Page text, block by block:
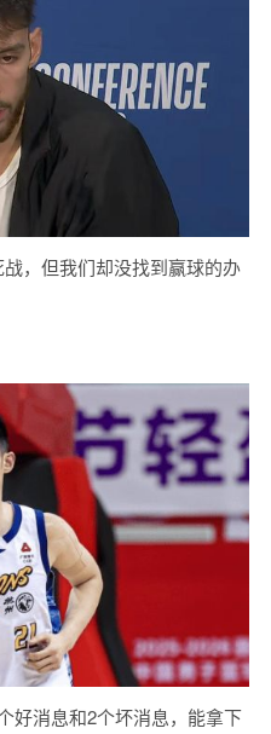
，但我们却没找到赢球的办
好消息和2个坏消息，能拿下